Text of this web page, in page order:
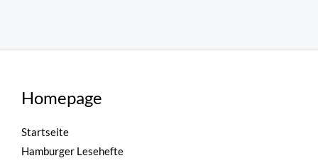
Homepage
Startseite
Hamburger Lesehefte